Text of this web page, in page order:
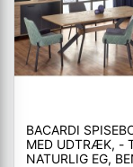
BACARDI
MED UDTRÆK, -
NATURLIG EG,